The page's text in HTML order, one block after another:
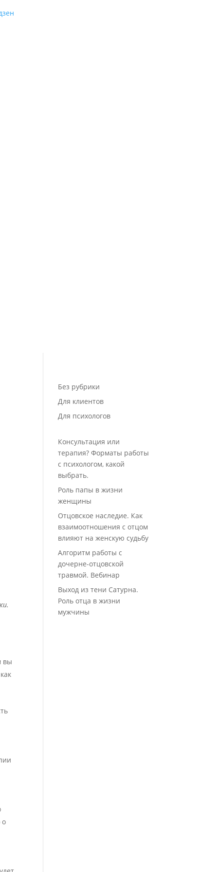
вы
о
Без рубрики
Для клиентов
Для психологов
Консультация или
терапия? Форматы работы
с психологом, какой
выбрать.
Роль папы в жизни
женщины
Отцовское наследие. Как
взаимоотношения с отцом
влияют на женскую судьбу
Алгоритм работы с
дочерне-отцовской
травмой. Вебинар
Выход из тени Сатурна.
Роль отца в жизни
мужчины